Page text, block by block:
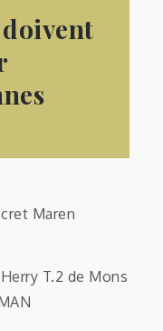
Maren
T.2 de Mons